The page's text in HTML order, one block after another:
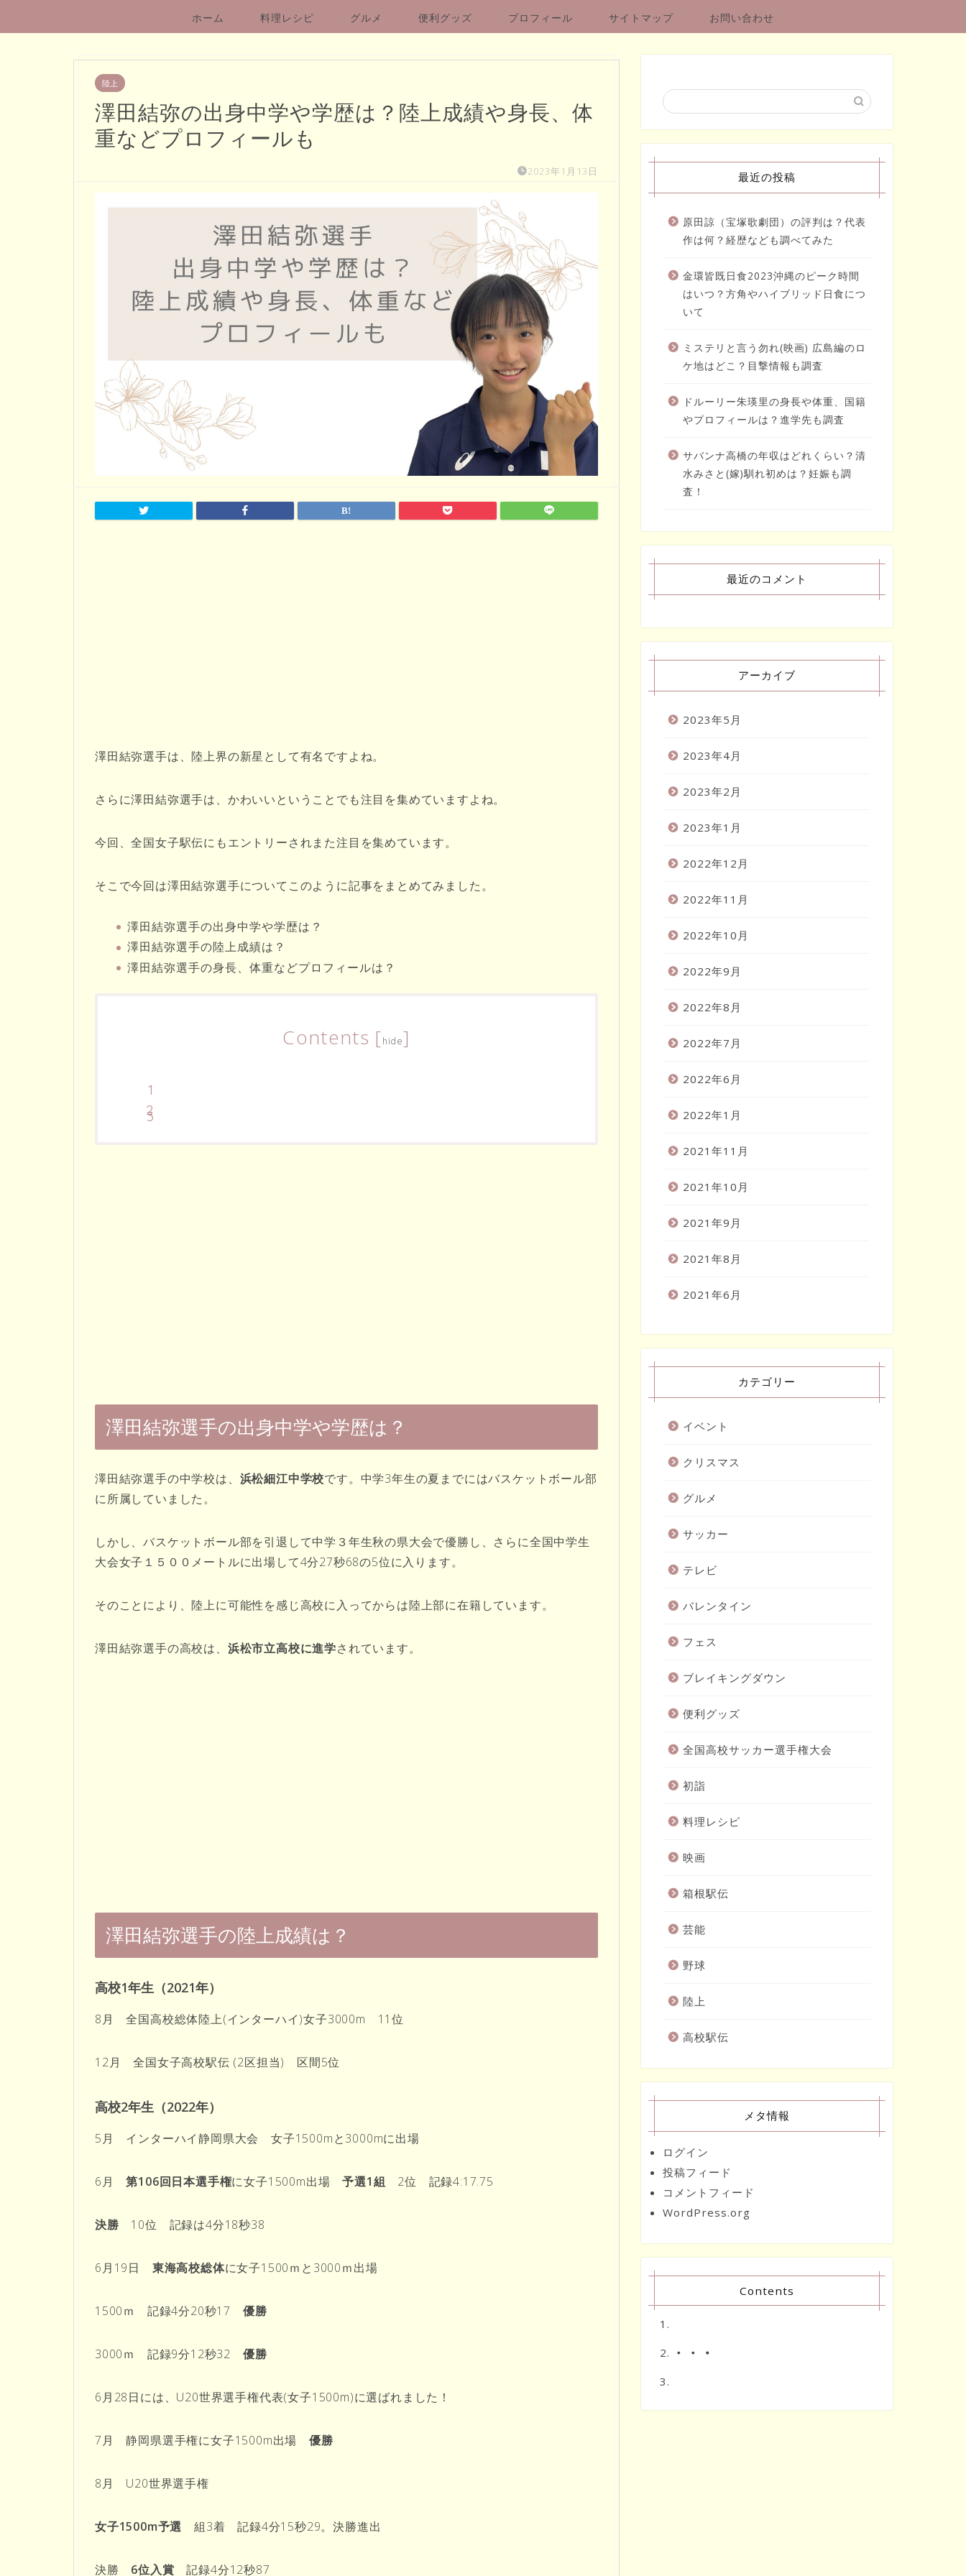
ホーム 料理レシピ グルメ 便利グッズ プロフィール サイトマップ お問い合わせ
陸上
澤田結弥の出身中学や学歴は？陸上成績や身長、体
重などプロフィールも
2023年1月13日
澤田結弥選手は、陸上界の新星として有名ですよね。
さらに澤田結弥選手は、かわいいということでも注目を集めていますよね。
今回、全国女子駅伝にもエントリーされまた注目を集めています。
そこで今回は澤田結弥選手についてこのように記事をまとめてみました。
澤田結弥選手の出身中学や学歴は？
澤田結弥選手の陸上成績は？
澤田結弥選手の身長、体重などプロフィールは？
Contents [hide]
澤田結弥選手の出身中学や学歴は？
澤田結弥選手の中学校は、 浜松細江中学校です。中学3年生の夏までにはバスケットボール部
に所属していました。
しかし、バスケットボール部を引退して中学３年生秋の県大会で優勝し、さらに全国中学生
大会女子１５００メートルに出場して4分27秒68の5位に入ります。
そのことにより、陸上に可能性を感じ高校に入ってからは陸上部に在籍しています。
澤田結弥選手の高校は、 浜松市立高校に進学されています。
澤田結弥選手の陸上成績は？
高校1年生（2021年）
8月 全国高校総体陸上(インターハイ)女子3000m 11位
12月 全国女子高校駅伝 (2区担当) 区間5位
高校2年生（2022年）
5月 インターハイ静岡県大会 女子1500mと3000mに出場
6月第106回日本選手権に女子1500m出場予選1組 2位 記録4:17.75
決勝 10位 記録は4分18秒38
6月19日 東海高校総体に女子1500ｍと3000ｍ出場
1500ｍ 記録4分20秒17 優勝
3000ｍ 記録9分12秒32 優勝
6月28日には、U20世界選手権代表(女子1500m)に選ばれました！
7月 静岡県選手権に女子1500m出場 優勝
8月 U20世界選手権
女子1500m予選 組3着 記録4分15秒29。決勝進出
決勝 6位入賞 記録4分12秒87
最近の投稿
原田諒（宝塚歌劇団）の評判は？代表
作は何？経歴なども調べてみた
金環皆既日食2023沖縄のピーク時間
はいつ？方角やハイブリッド日食につ
いて
ミステリと言う勿れ(映画) 広島編のロ
ケ地はどこ？目撃情報も調査
ドルーリー朱瑛里の身長や体重、国籍
やプロフィールは？進学先も調査
サバンナ高橋の年収はどれくらい？清
水みさと(嫁)馴れ初めは？妊娠も調
査！
最近のコメント
アーカイブ
2023年5月
2023年4月
2023年2月
2023年1月
2022年12月
2022年11月
2022年10月
2022年9月
2022年8月
2022年7月
2022年6月
2022年1月
2021年11月
2021年10月
2021年9月
2021年8月
2021年6月
カテゴリー
イベント
クリスマス
グルメ
サッカー
テレビ
バレンタイン
フェス
ブレイキングダウン
便利グッズ
全国高校サッカー選手権大会
初詣
料理レシピ
映画
箱根駅伝
芸能
野球
陸上
高校駅伝
メタ情報
ログイン
投稿フィード
コメントフィード
WordPress.org
Contents